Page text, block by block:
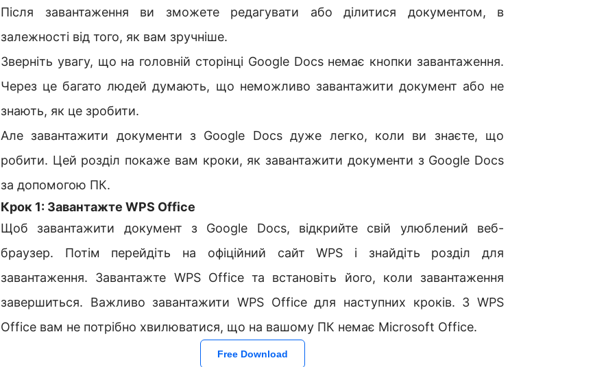
Після завантаження ви зможете редагувати або ділитися документом, в
залежності від того, як вам зручніше.
Зверніть увагу, що на головній сторінці Google Docs немає кнопки завантаження.
Через це багато людей думають, що неможливо завантажити документ або не
знають, як це зробити.
Але завантажити документи з Google Docs дуже легко, коли ви знаєте, що
робити. Цей розділ покаже вам кроки, як завантажити документи з Google Docs
за допомогою ПК.
Крок 1: Завантажте WPS Office
Щоб завантажити документ з Google Docs, відкрийте свій улюблений веб-
браузер. Потім перейдіть на офіційний сайт WPS і знайдіть розділ для
завантаження. Завантажте WPS Office та встановіть його, коли завантаження
завершиться. Важливо завантажити WPS Office для наступних кроків. З WPS
Office вам не потрібно хвилюватися, що на вашому ПК немає Microsoft Office.
Free Download